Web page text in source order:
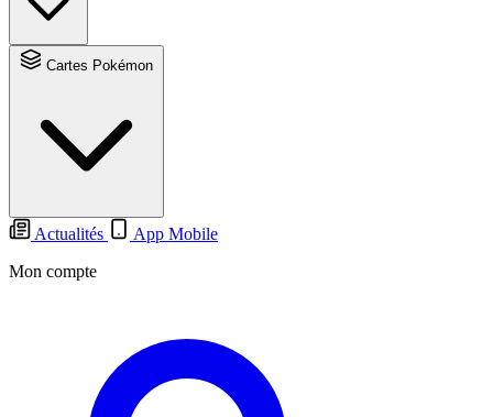
Actualités
App Mobile
Mon compte